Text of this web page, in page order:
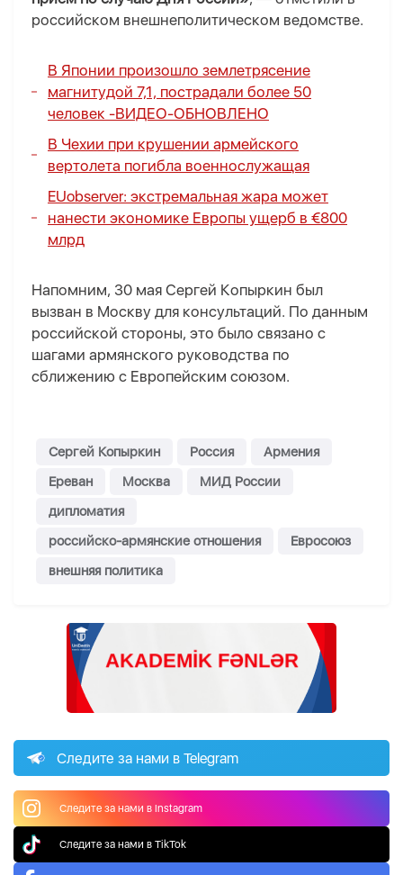
российском внешнеполитическом ведомстве.
В Японии произошло землетрясение
магнитудой 7,1, пострадали более 50
человек -ВИДЕО-ОБНОВЛЕНО
В Чехии при крушении армейского
вертолета погибла военнослужащая
EUobserver: экстремальная жара может
нанести экономике Европы ущерб в €800
млрд
Напомним, 30 мая Сергей Копыркин был
вызван в Москву для консультаций. По данным
российской стороны, это было связано с
шагами армянского руководства по
сближению с Европейским союзом.
Сергей Копыркин Россия
Армения
Ереван
Москва
МИД России
дипломатия
российско-армянские отношения
Евросоюз
внешняя политика
Следите за нами в Telegram
Следите за нами в Instagram
Следите за нами в TikTok